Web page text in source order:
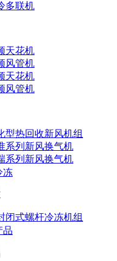
多联机
天花机
风管机
天花机
风管机
型热回收新风机组
系列新风换气机
系列新风换气机
冻
闭式螺杆冷冻机组
品